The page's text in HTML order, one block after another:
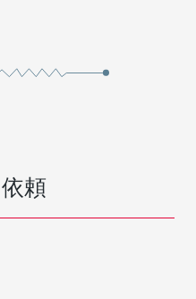
頼